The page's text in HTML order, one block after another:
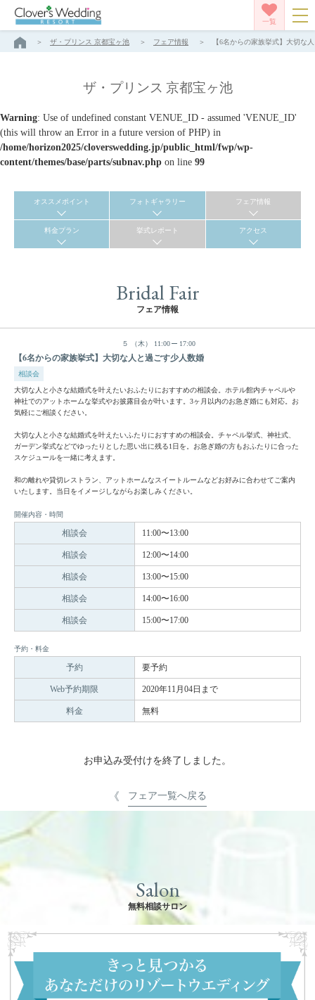
一覧
ザ・プリンス 京都宝ヶ池 フェア情報 【6名からの家族挙式】大切な
ザ・プリンス 京都宝ヶ池
Warning: Use of undefined constant VENUE_ID - assumed 'VENUE_ID'
(this will throw an Error in a future version of PHP) in
/home/horizon2025/cloverswedding.jp/public_html/fwp/wp-
content/themes/base/parts/subnav.php on line 99
オススメポイント フォトギャラリー フェア情報
料金プラン 挙式レポート アクセス
Bridal Fair
フェア情報
５ （木） 11:00 17:00
【6名からの家族挙式】大切な人と過ごす少人数婚
相談会
大切な人と小さな結婚式を叶えたいおふたりにおすすめの相談会。ホテル館内チャペルや
神社でのアットホームな挙式やお披露目会が叶います。3ヶ月以内のお急ぎ婚にも対応。お
気軽にご相談ください。
大切な人と小さな結婚式を叶えたいふたりにおすすめの相談会。チャペル挙式、神社式、
ガーデン挙式などでゆったりとした思い出に残る1日を。お急ぎ婚の方もおふたりに合った
スケジュールを一緒に考えます。
和の離れや貸切レストラン、アットホームなスイートルームなどお好みに合わせてご案内
いたします。当日をイメージしながらお楽しみください。
開催内容・時間
相談会 11:00〜13:00
相談会 12:00〜14:00
相談会 13:00〜15:00
相談会 14:00〜16:00
相談会 15:00〜17:00
予約・料金
予約 要予約
Web予約期限 2020年11月04日まで
料金 無料
お申込み受付けを終了しました。
フェア一覧へ戻る
Salon
無料相談サロン